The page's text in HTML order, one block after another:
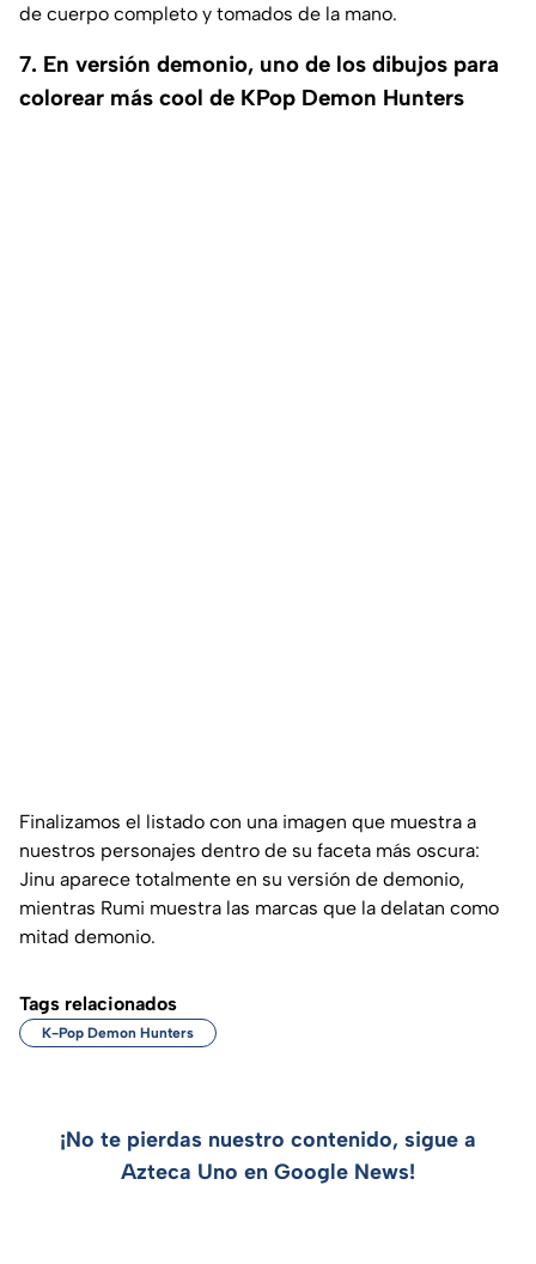
de cuerpo completo y tomados de la mano.
7. En versión demonio, uno de los dibujos para
colorear más cool de KPop Demon Hunters
Finalizamos el listado con una imagen que muestra a
nuestros personajes dentro de su faceta más oscura:
Jinu aparece totalmente en su versión de demonio,
mientras Rumi muestra las marcas que la delatan como
mitad demonio.
Tags relacionados
K-Pop Demon Hunters
¡No te pierdas nuestro contenido, sigue a
Azteca Uno en Google News!